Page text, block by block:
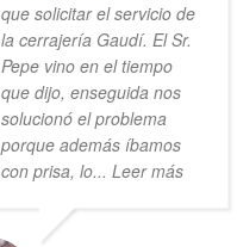
que solicitar el servicio de
la cerrajería Gaudí. El Sr.
Pepe vino en el tiempo
que dijo, enseguida nos
solucionó el problema
porque además íbamos
con prisa, lo... Leer más